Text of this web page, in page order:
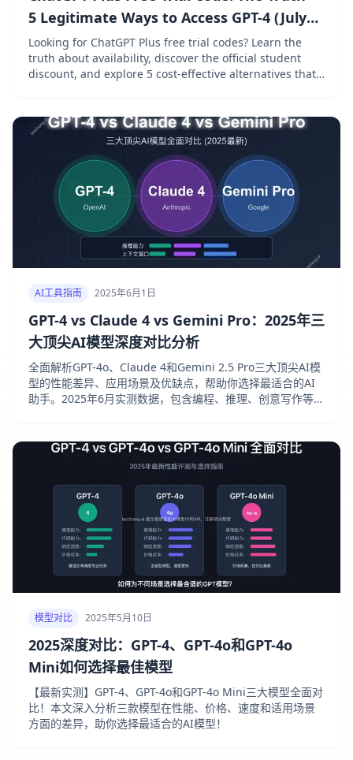
5 Legitimate Ways to Access GPT-4 (July
2025)
Looking for ChatGPT Plus free trial codes? Learn the
truth about availability, discover the official student
discount, and explore 5 cost-effective alternatives that
AI工具指南 2025年6月1日
GPT-4 vs Claude 4 vs Gemini Pro：2025年三
大顶尖AI模型深度对比分析
全面解析GPT-4o、Claude 4和Gemini 2.5 Pro三大顶尖AI模
型的性能差异、应用场景及优缺点，帮助你选择最适合的AI
助手。2025年6月实测数据，包含编程、推理、创意写作等多
模型对比 2025年5月10日
2025深度对比：GPT-4、GPT-4o和GPT-4o
Mini如何选择最佳模型
【最新实测】GPT-4、GPT-4o和GPT-4o Mini三大模型全面对
比！本文深入分析三款模型在性能、价格、速度和适用场景
方面的差异，助你选择最适合的AI模型！